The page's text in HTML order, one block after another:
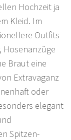
Hochzeit ja
Kleid. Im
Outfits
Hosenanzüge
Braut eine
Extravaganz
oder
elegant
Spitzen-